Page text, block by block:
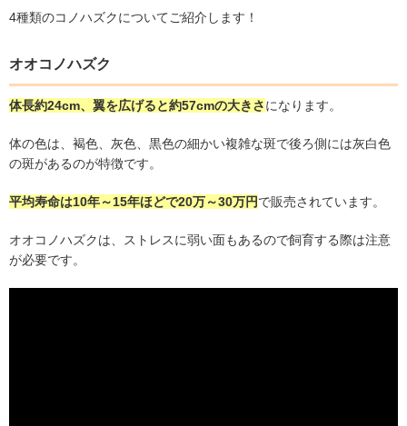
4種類のコノハズクについてご紹介します！
オオコノハズク
体長約24cm、翼を広げると約57cmの大きさになります。
体の色は、褐色、灰色、黒色の細かい複雑な斑で後ろ側には灰白色
の斑があるのが特徴です。
平均寿命は10年～15年ほどで20万～30万円で販売されています。
オオコノハズクは、ストレスに弱い面もあるので飼育する際は注意
が必要です。